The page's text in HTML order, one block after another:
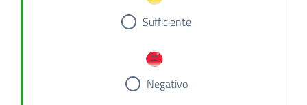
Sufficiente
Negativo